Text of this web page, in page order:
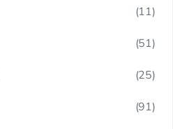
(11)
(51)
(25)
(91)